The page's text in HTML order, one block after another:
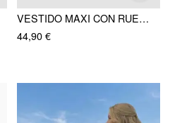
VESTIDO MAXI CON RUEDAS Y RAYAS DE CUELLO EN BARCO DE MEZCLA DE ALGODÓN
44,90 €